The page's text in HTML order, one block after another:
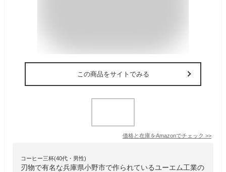
この商品をサイトでみる
価格と在庫をAmazonでチェック >>
コーヒー三杯(40代・男性)
刃物で有名な兵庫県小野市で作られているユーエム工業の